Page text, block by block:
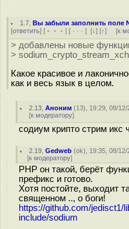
1.7 ,Вы забыли заполнить поле
[ответить] [ ﹢﹢﹢ ] [ · · · ] [↓] [↑] [к
> добавлены новые
>
Какое красивое и
как и весь язык в целом.
2.13 ,Аноним (13), 19:29, 08/12/
[к модератору]
содиум крипто стрим икс
2.19 ,Gedweb (ok), 19:35, 08/12/
[к модератору]
PHP он такой, берёт
префикс и готово.
Хотя постойте, выходит
священном .., о боги!
https://github.com/jedisct1/
include/sodium